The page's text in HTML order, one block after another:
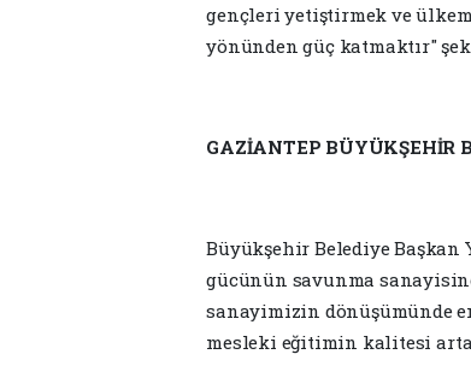
gençleri yetiştirmek ve
yönünden güç katmaktır"
GAZİANTEP BÜYÜKŞEHİR
Büyükşehir Belediye Başkan
gücünün savunma
sanayimizin dönüşümünde
mesleki eğitimin kalitesi